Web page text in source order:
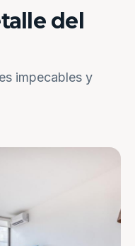
del
impecables y